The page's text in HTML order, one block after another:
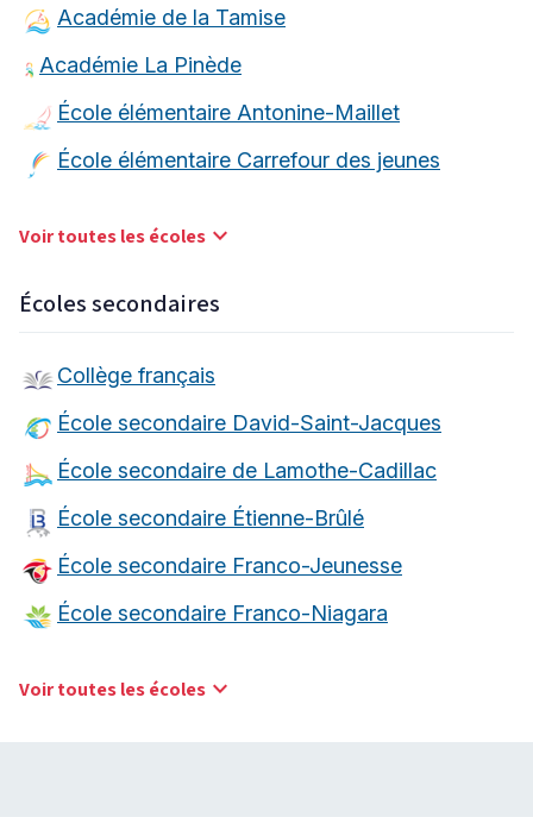
Académie de la Tamise
Académie La Pinède
École élémentaire Antonine-Maillet
École élémentaire Carrefour des jeunes
Voir toutes les écoles keyboard_arrow_down
Écoles secondaires
Collège français
École secondaire David-Saint-Jacques
École secondaire de Lamothe-Cadillac
École secondaire Étienne-Brûlé
École secondaire Franco-Jeunesse
École secondaire Franco-Niagara
Voir toutes les écoles keyboard_arrow_down